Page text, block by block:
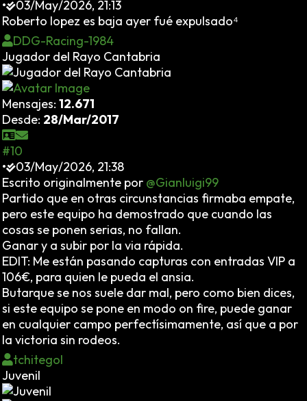
•
03/May/2026, 21:13
Roberto lopez es baja ayer fué expulsado⁴
DDG-Racing-1984
Jugador del Rayo Cantabria
Mensajes: 12.671
Desde: 28/Mar/2017
#10
•
03/May/2026, 21:38
Escrito originalmente por @Gianluigi99
Partido que en otras circunstancias firmaba empate,
pero este equipo ha demostrado que cuando las
cosas se ponen serias, no fallan.
Ganar y a subir por la via rápida.
EDIT: Me están pasando capturas con entradas VIP a
106€, para quien le pueda el ansia.
Butarque se nos suele dar mal, pero como bien dices,
si este equipo se pone en modo on fire, puede ganar
en cualquier campo perfectísimamente, así que a por
la victoria sin rodeos.
tchitegol
Juvenil